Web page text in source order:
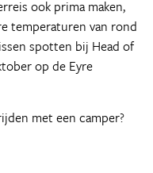
ook prima maken,
temperaturen van rond
spotten bij Head of
op de Eyre
met een camper?